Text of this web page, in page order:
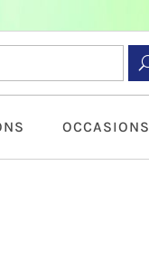
OCCASIONS